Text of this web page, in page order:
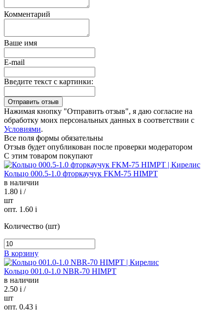
Комментарий
Ваше имя
E-mail
Введите текст с картинки:
Нажимая кнопку "Отправить отзыв", я даю согласие на
обработку моих персональных данных в соответствии с
Условиями.
Все поля формы обязательны
Отзыв будет опубликован после проверки модератором
С этим товаром покупают
Кольцо 000.5-1.0 фторкаучук FKM-75 HIMPT
в наличии
1.80 i /
шт
опт. 1.60 i
Количество (шт)
В корзину
Кольцо 001.0-1.0 NBR-70 HIMPT
в наличии
2.50 i /
шт
опт. 0.43 i